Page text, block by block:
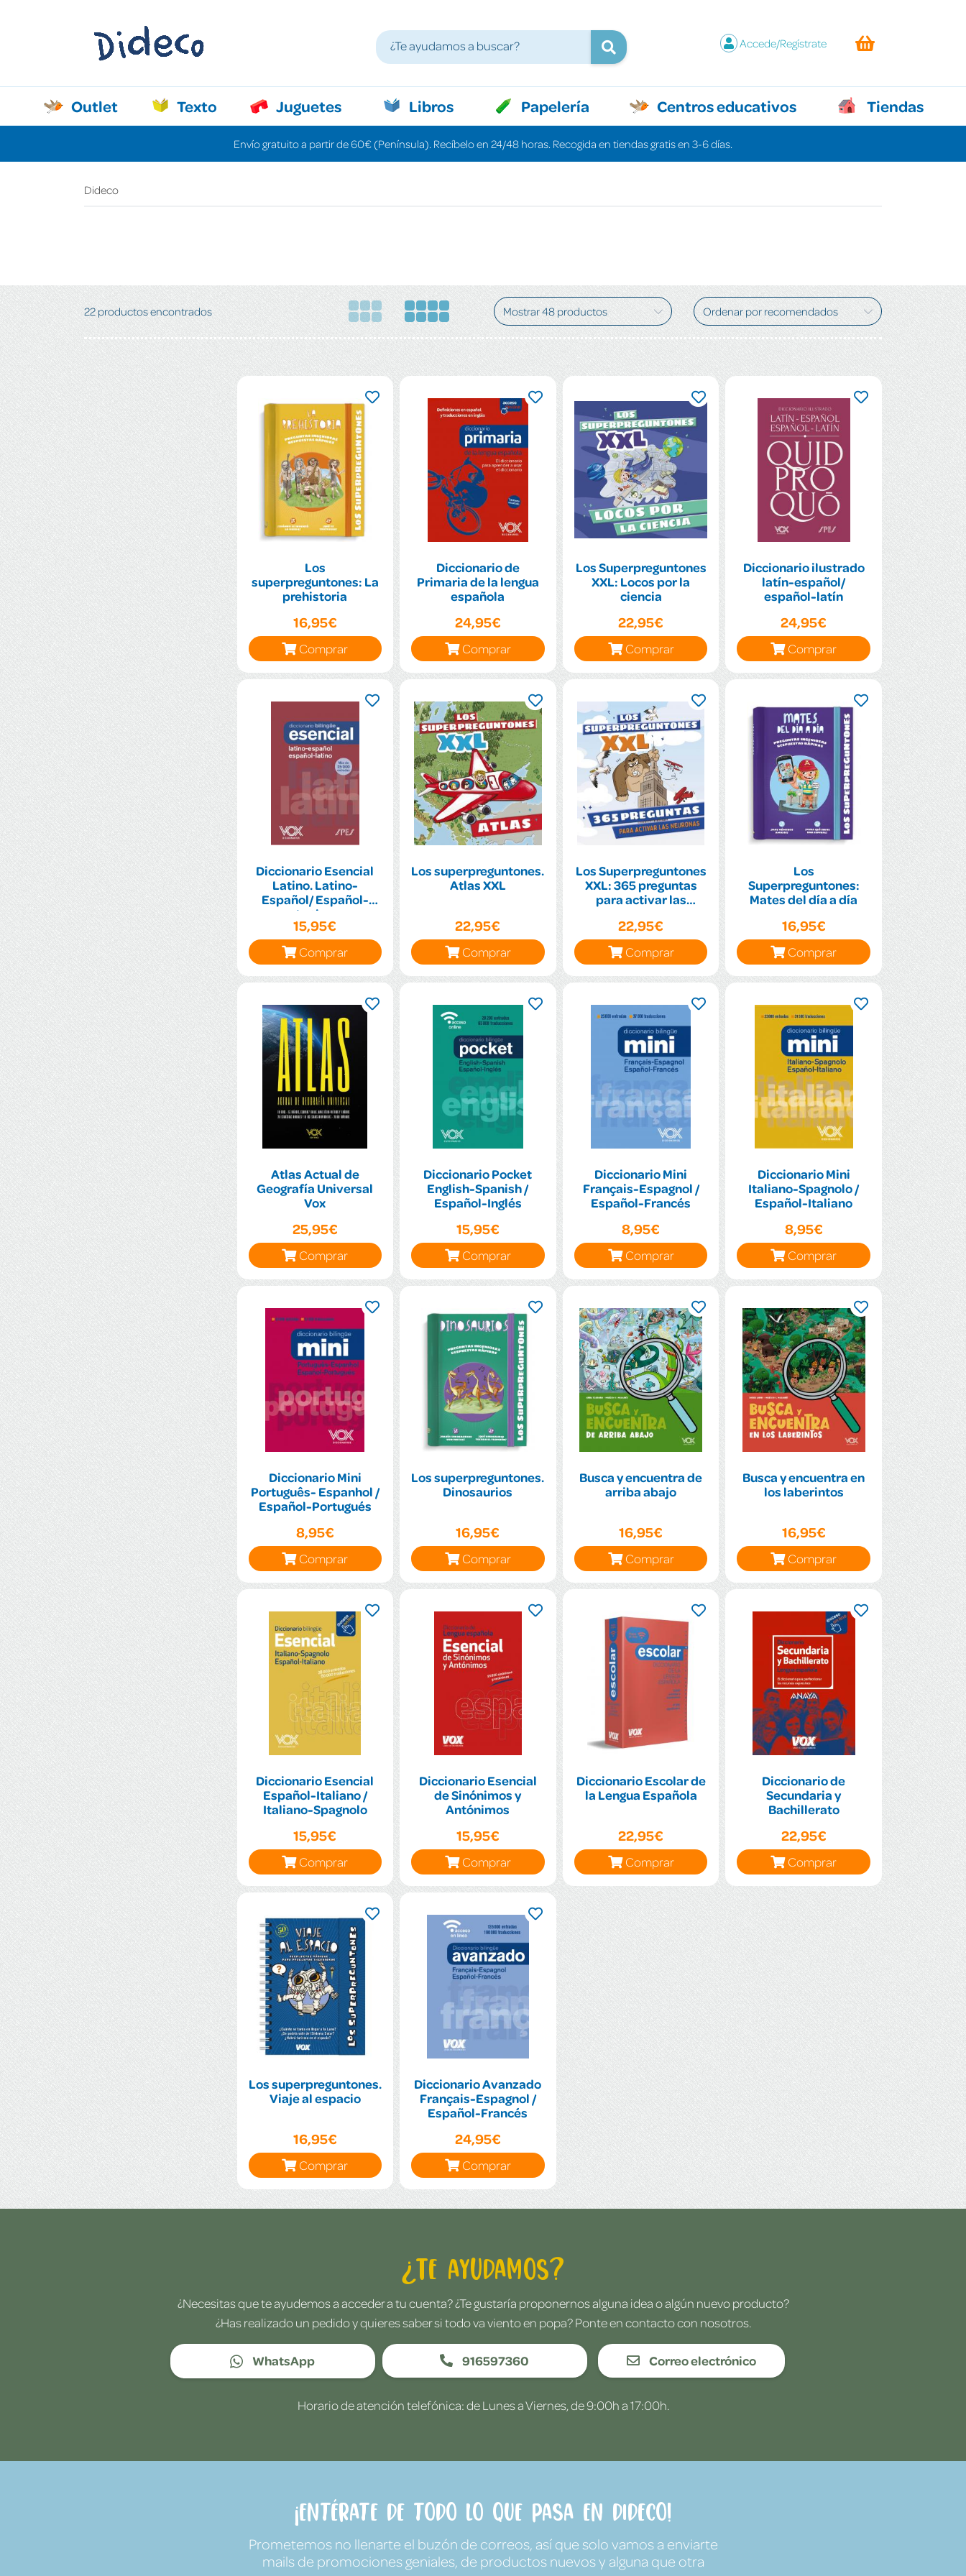
Accede/Regístrate
Outlet Texto Juguetes Libros Papelería Centros educativos Tiendas
Envío gratuito a partir de 60€ (Península). Recíbelo en 24/48 horas. Recogida en tiendas gratis en 3-6 días.
Dideco
22 productos encontrados
Los
superpreguntones: La
prehistoria
16,95€
Comprar
Diccionario de
Primaria de la lengua
española
24,95€
Comprar
Los Superpreguntones
XXL: Locos por la
ciencia
22,95€
Comprar
Diccionario ilustrado
latín-español/
español-latín
24,95€
Comprar
Diccionario Esencial
Latino. Latino-
Español/ Español-
Latino
15,95€
Comprar
Los superpreguntones.
Atlas XXL
22,95€
Comprar
Los Superpreguntones
XXL: 365 preguntas
para activar las
22,95€
Comprar
Los
Superpreguntones:
Mates del día a día
16,95€
Comprar
Atlas Actual de
Geografía Universal
Vox
25,95€
Comprar
Diccionario Pocket
English-Spanish /
Español-Inglés
15,95€
Comprar
Diccionario Mini
Français-Espagnol /
Español-Francés
8,95€
Comprar
Diccionario Mini
Italiano-Spagnolo /
Español-Italiano
8,95€
Comprar
Diccionario Mini
Português- Espanhol /
Español-Portugués
8,95€
Comprar
Los superpreguntones.
Dinosaurios
16,95€
Comprar
Busca y encuentra de
arriba abajo
16,95€
Comprar
Busca y encuentra en
los laberintos
16,95€
Comprar
Diccionario Esencial
Español-Italiano /
Italiano-Spagnolo
15,95€
Comprar
Diccionario Esencial
de Sinónimos y
Antónimos
15,95€
Comprar
Diccionario Escolar de
la Lengua Española
22,95€
Comprar
Diccionario de
Secundaria y
Bachillerato
22,95€
Comprar
Los superpreguntones.
Viaje al espacio
16,95€
Comprar
Diccionario Avanzado
Français-Espagnol /
Español-Francés
24,95€
Comprar
¿Te ayudamos?
¿Necesitas que te ayudemos a acceder a tu cuenta? ¿Te gustaría proponernos alguna idea o algún nuevo producto?
¿Has realizado un pedido y quieres saber si todo va viento en popa? Ponte en contacto con nosotros.
WhatsApp 916597360 Correo electrónico
Horario de atención telefónica: de Lunes a Viernes, de 9:00h a 17:00h.
¡Entérate de todo lo que pasa en Dideco!
Prometemos no llenarte el buzón de correos, así que solo vamos a enviarte
mails de promociones geniales, de productos nuevos y alguna que otra